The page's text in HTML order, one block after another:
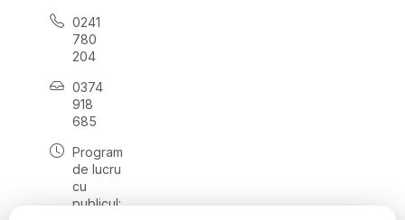
0241
780
204
0374
918
685
Program
de lucru
cu
publicul: